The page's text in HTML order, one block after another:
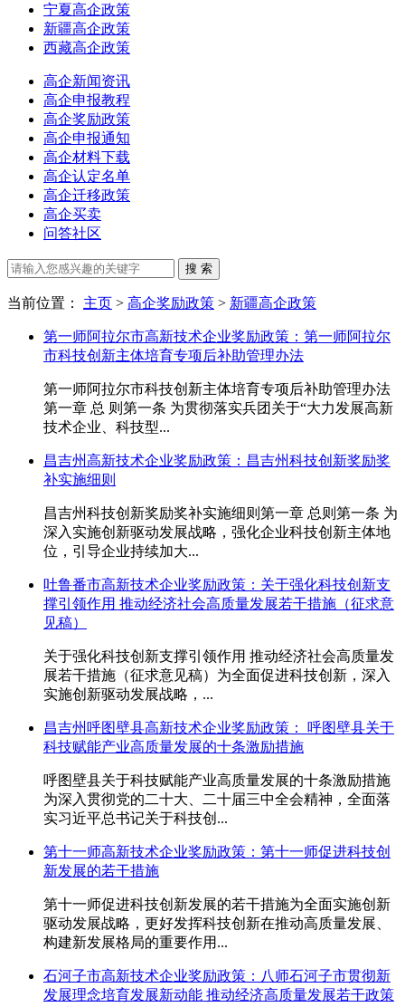
宁夏高企政策
新疆高企政策
西藏高企政策
高企新闻资讯
高企申报教程
高企奖励政策
高企申报通知
高企材料下载
高企认定名单
高企迁移政策
高企买卖
问答社区
当前位置： 主页 > 高企奖励政策 > 新疆高企政策
第一师阿拉尔市高新技术企业奖励政策：第一师阿拉尔
市科技创新主体培育专项后补助管理办法
第一师阿拉尔市科技创新主体培育专项后补助管理办法
第一章 总 则第一条 为贯彻落实兵团关于“大力发展高新
技术企业、科技型...
昌吉州高新技术企业奖励政策：昌吉州科技创新奖励奖
补实施细则
昌吉州科技创新奖励奖补实施细则第一章 总则第一条 为
深入实施创新驱动发展战略，强化企业科技创新主体地
位，引导企业持续加大...
吐鲁番市高新技术企业奖励政策：关于强化科技创新支
撑引领作用 推动经济社会高质量发展若干措施（征求意
见稿）
关于强化科技创新支撑引领作用 推动经济社会高质量发
展若干措施（征求意见稿）为全面促进科技创新，深入
实施创新驱动发展战略，...
昌吉州呼图壁县高新技术企业奖励政策： 呼图壁县关于
科技赋能产业高质量发展的十条激励措施
呼图壁县关于科技赋能产业高质量发展的十条激励措施
为深入贯彻党的二十大、二十届三中全会精神，全面落
实习近平总书记关于科技创...
第十一师高新技术企业奖励政策：第十一师促进科技创
新发展的若干措施
第十一师促进科技创新发展的若干措施为全面实施创新
驱动发展战略，更好发挥科技创新在推动高质量发展、
构建新发展格局的重要作用...
石河子市高新技术企业奖励政策：八师石河子市贯彻新
发展理念培育发展新动能 推动经济高质量发展若干政策